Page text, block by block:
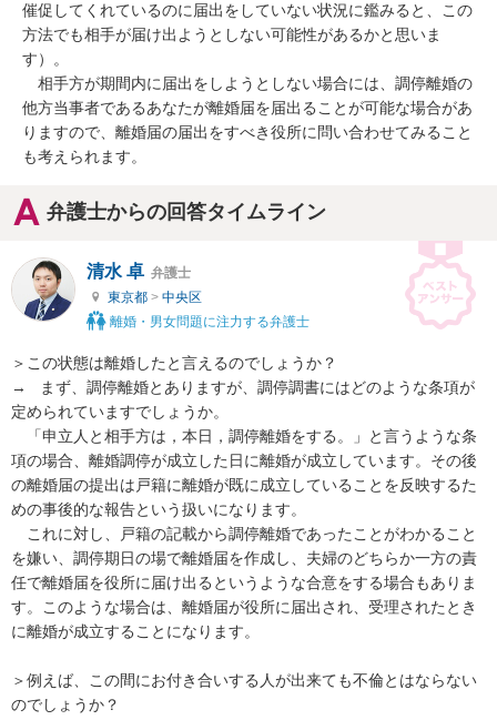
催促してくれているのに届出をしていない状況に鑑みると、この
方法でも相手が届け出ようとしない可能性があるかと思いま
す）。
相手方が期間内に届出をしようとしない場合には、調停離婚の
他方当事者であるあなたが離婚届を届出ることが可能な場合があ
りますので、離婚届の届出をすべき役所に問い合わせてみること
も考えられます。
弁護士からの回答タイムライン
清水 卓 弁護士
東京都 > 中央区
離婚・男女問題に注力する弁護士
＞この状態は離婚したと言えるのでしょうか？
→   まず、調停離婚とありますが、調停調書にはどのような条項が
定められていますでしょうか。
「申立人と相手方は，本日，調停離婚をする。」と言うような条
項の場合、離婚調停が成立した日に離婚が成立しています。その後
の離婚届の提出は戸籍に離婚が既に成立していることを反映するた
めの事後的な報告という扱いになります。
これに対し、戸籍の記載から調停離婚であったことがわかること
を嫌い、調停期日の場で離婚届を作成し、夫婦のどちらか一方の責
任で離婚届を役所に届け出るというような合意をする場合もありま
す。このような場合は、離婚届が役所に届出され、受理されたとき
に離婚が成立することになります。
＞例えば、この間にお付き合いする人が出来ても不倫とはならない
のでしょうか？